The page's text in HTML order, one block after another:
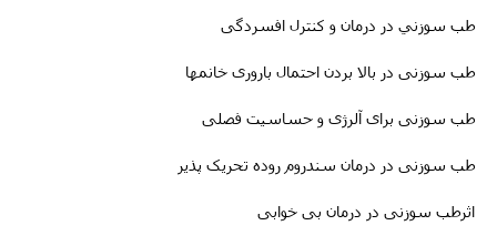
طب سوزني در درمان و کنترل افسردگی
طب سوزنى در بالا بردن احتمال باروری خانمها
طب سوزنی برای آلرژی و حساسیت فصلی
طب سوزنى در درمان سندروم روده تحریک پذیر
اثرطب سوزنى در درمان بی خوابی